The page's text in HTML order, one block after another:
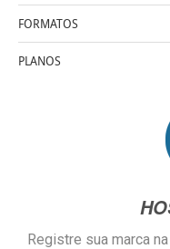
FORMATOS
PLANOS
Registre sua marca